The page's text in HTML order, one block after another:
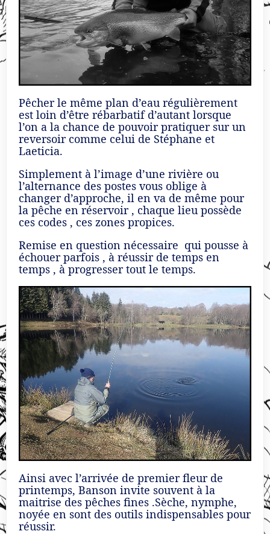
Pêcher le même plan d’eau régulièrement
est loin d’être rébarbatif d’autant lorsque
l’on a la chance de pouvoir pratiquer sur un
reversoir comme celui de Stéphane et
Laeticia.
Simplement à l’image d’une rivière ou
l’alternance des postes vous oblige à
changer d’approche, il en va de même pour
la pêche en réservoir , chaque lieu possède
ces codes , ces zones propices.
Remise en question nécessaire qui pousse à
échouer parfois , à réussir de temps en
temps , à progresser tout le temps.
Ainsi avec l’arrivée de premier fleur de
printemps, Banson invite souvent à la
maitrise des pêches fines .Sèche, nymphe,
noyée en sont des outils indispensables pour
réussir.